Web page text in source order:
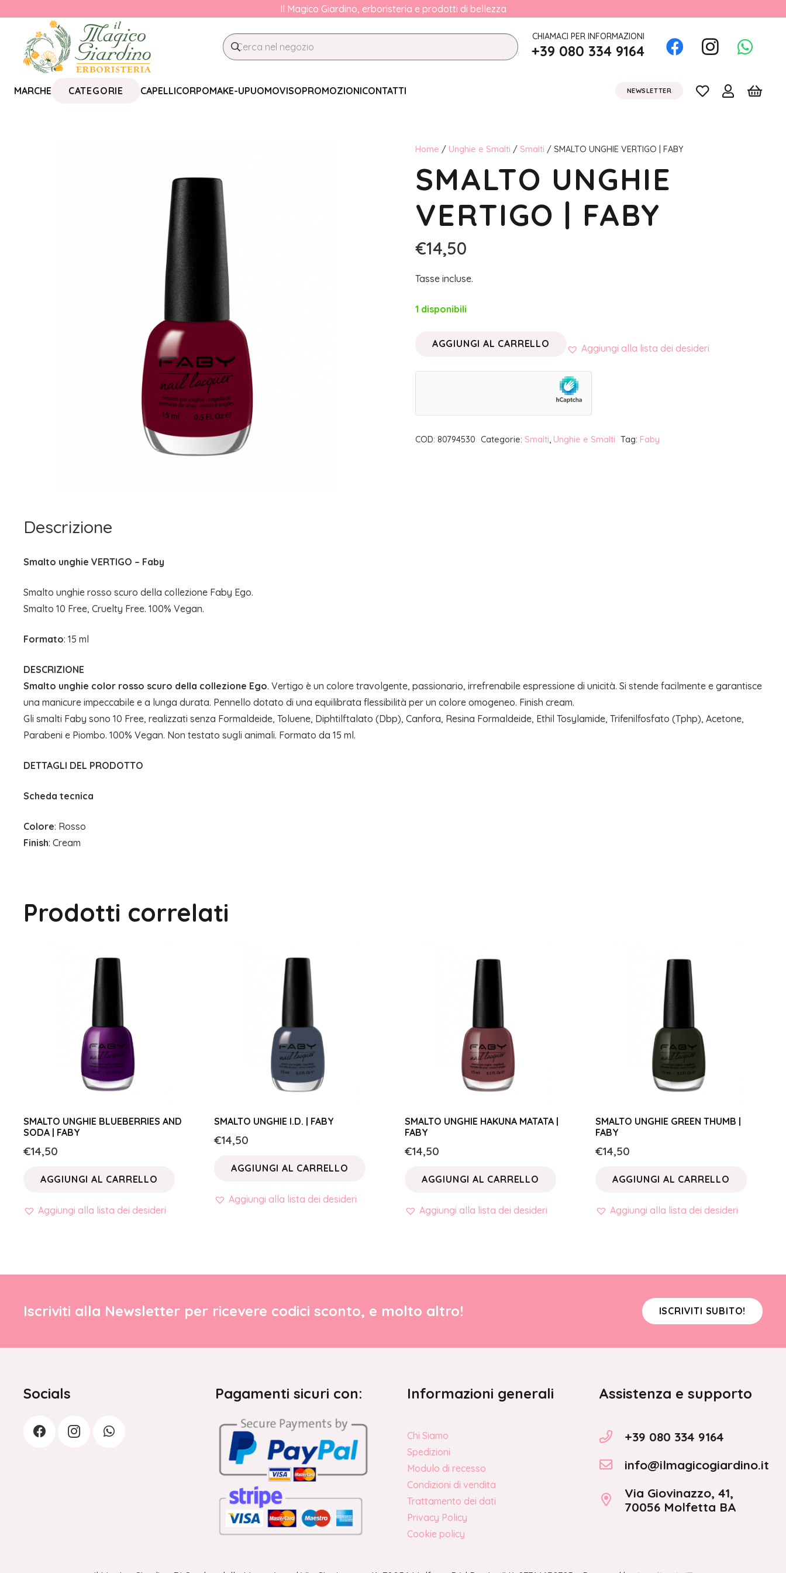
Il Magico Giardino, erboristeria e prodotti di bellezza
CHIAMACI PER INFORMAZIONI
+39 080 334 9164
MARCHE CATEGORIE CAPELLICORPOMAKE-UPUOMOVISOPROMOZIONICONTATTI NEWSLETTER
Home / Unghie e Smalti / Smalti / SMALTO UNGHIE VERTIGO | FABY
SMALTO UNGHIE
VERTIGO | FABY
€14,50
Tasse incluse.
1 disponibili
FABY
quantità
AGGIUNGI AL CARRELLO Aggiungi alla lista dei desideri
COD: 80794530 Categorie: Smalti, Unghie e Smalti Tag: Faby
Descrizione
Smalto unghie VERTIGO – Faby
Smalto unghie rosso scuro della collezione Faby Ego.
Smalto 10 Free, Cruelty Free. 100% Vegan.
Formato: 15 ml
DESCRIZIONE
Smalto unghie color rosso scuro della collezione Ego. Vertigo è un colore travolgente, passionario, irrefrenabile espressione di unicità. Si stende facilmente e garantisce
una manicure impeccabile e a lunga durata. Pennello dotato di una equilibrata flessibilità per un colore omogeneo. Finish cream.
Gli smalti Faby sono 10 Free, realizzati senza Formaldeide, Toluene, Diphtilftalato (Dbp), Canfora, Resina Formaldeide, Ethil Tosylamide, Trifenilfosfato (Tphp), Acetone,
Parabeni e Piombo. 100% Vegan. Non testato sugli animali. Formato da 15 ml.
DETTAGLI DEL PRODOTTO
Scheda tecnica
Colore: Rosso
Finish: Cream
Prodotti correlati
SMALTO UNGHIE BLUEBERRIES AND
SODA | FABY
€14,50
AGGIUNGI AL CARRELLO
Aggiungi alla lista dei desideri
SMALTO UNGHIE I.D. | FABY
€14,50
AGGIUNGI AL CARRELLO
Aggiungi alla lista dei desideri
SMALTO UNGHIE HAKUNA MATATA |
FABY
€14,50
AGGIUNGI AL CARRELLO
Aggiungi alla lista dei desideri
SMALTO UNGHIE GREEN THUMB |
FABY
€14,50
AGGIUNGI AL CARRELLO
Aggiungi alla lista dei desideri
Iscriviti alla Newsletter per ricevere codici sconto, e molto altro! ISCRIVITI SUBITO!
Socials Pagamenti sicuri con: Informazioni generali
Chi Siamo
Spedizioni
Modulo di recesso
Condizioni di vendita
Trattamento dei dati
Privacy Policy
Cookie policy
Assistenza e supporto
+39 080 334 9164
info@ilmagicogiardino.it
Via Giovinazzo, 41,
70056 Molfetta BA